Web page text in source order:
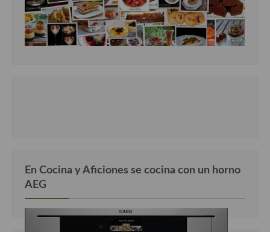
En Cocina y Aficiones se cocina con un horno
AEG